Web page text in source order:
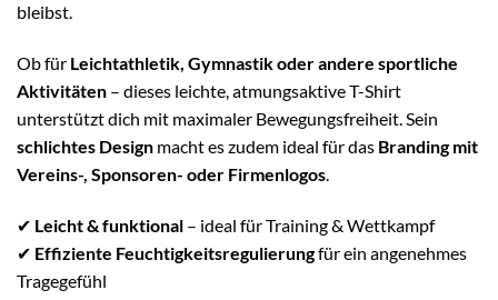
bleibst.
Ob für Leichtathletik, Gymnastik oder andere sportliche
Aktivitäten – dieses leichte, atmungsaktive T-Shirt
unterstützt dich mit maximaler Bewegungsfreiheit. Sein
schlichtes Design macht es zudem ideal für das Branding mit
Vereins-, Sponsoren- oder Firmenlogos.
✔ Leicht & funktional – ideal für Training & Wettkampf
✔ Effiziente Feuchtigkeitsregulierungfür ein angenehmes
Tragegefühl